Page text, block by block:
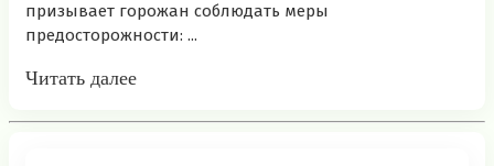
призывает горожан соблюдать меры
предосторожности: ...
Читать далее